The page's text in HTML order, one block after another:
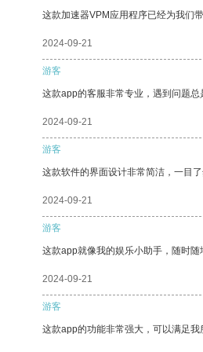
这款加速器VPM应用程序已经为我们
2024-09-21
游客
这款app的客服非常专业，遇到问题总
2024-09-21
游客
这款软件的界面设计非常简洁，一目了
2024-09-21
游客
这款app就像我的娱乐小助手，随时随
2024-09-21
游客
这款app的功能非常强大，可以满足我